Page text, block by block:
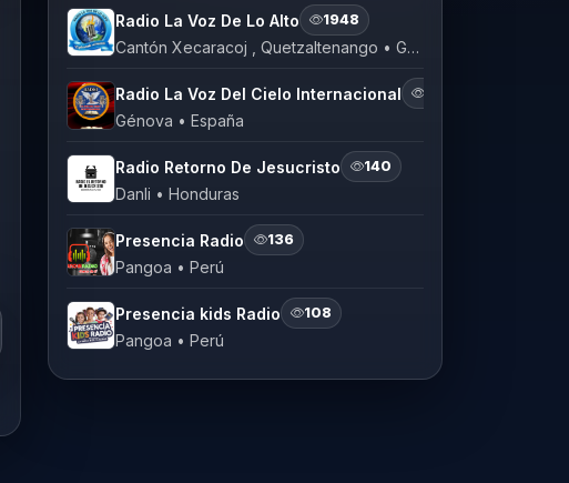
Radio La Voz De Lo Alto 1948
Cantón Xecaracoj , Quetzaltenango • Guatemala
Radio La Voz Del Cielo Internacional
Génova • España
Radio Retorno De Jesucristo 140
Danli • Honduras
Presencia Radio 136
Pangoa • Perú
Presencia kids Radio 108
Pangoa • Perú